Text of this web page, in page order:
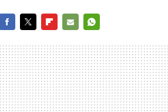
MAIL